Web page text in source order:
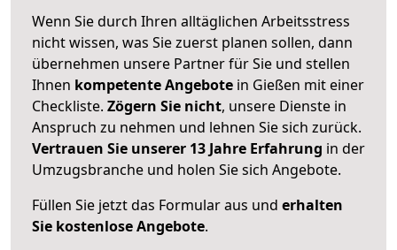
Wenn Sie durch Ihren alltäglichen Arbeitsstress
nicht wissen, was Sie zuerst planen sollen, dann
übernehmen unsere Partner für Sie und stellen
Ihnen kompetente Angebote in Gießen mit einer
Checkliste. Zögern Sie nicht, unsere Dienste in
Anspruch zu nehmen und lehnen Sie sich zurück.
Vertrauen Sie unserer 13 Jahre Erfahrung in der
Umzugsbranche und holen Sie sich Angebote.
Füllen Sie jetzt das Formular aus und erhalten
Sie kostenlose Angebote.